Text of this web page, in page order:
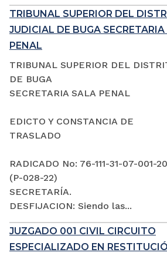
TRIBUNAL SUPERIOR DEL
JUDICIAL DE BUGA
PENAL
TRIBUNAL SUPERIOR DEL
DE BUGA
SECRETARIA SALA PENAL
EDICTO Y CONSTANCIA DE
TRASLADO
RADICADO No: 76-111-31-07-001-
(P-028-22)
SECRETARÍA.
DESFIJACION: Siendo las...
JUZGADO 001 CIVIL CIRCUITO
ESPECIALIZADO EN